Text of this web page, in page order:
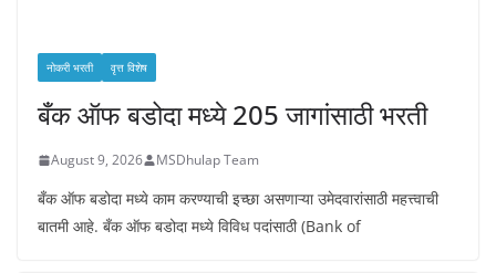
नोकरी भरती वृत्त विशेष
बँक ऑफ बडोदा मध्ये 205 जागांसाठी भरती
August 9, 2026 MSDhulap Team
बँक ऑफ बडोदा मध्ये काम करण्याची इच्छा असणाऱ्या उमेदवारांसाठी महत्त्वाची
बातमी आहे. बँक ऑफ बडोदा मध्ये विविध पदांसाठी (Bank of